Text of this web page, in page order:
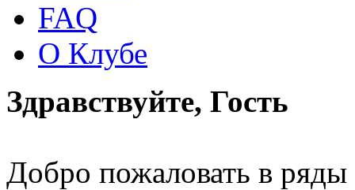
FAQ
О Клубе
Здравствуйте, Гость
Добро пожаловать в ряды